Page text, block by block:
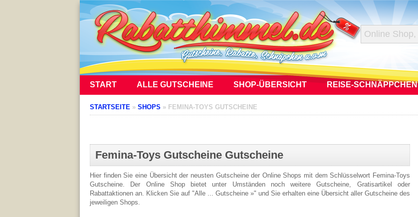
START ALLE GUTSCHEINE SHOP-ÜBERSICHT REISE-SCHNÄPPCHEN
STARTSEITE » SHOPS » FEMINA-TOYS GUTSCHEINE
Femina-Toys Gutscheine Gutscheine
Hier finden Sie eine Übersicht der neusten Gutscheine der Online Shops mit dem Schlüsselwort Femina-Toys
Gutscheine. Der Online Shop bietet unter Umständen noch weitere Gutscheine, Gratisartikel oder
Rabattaktionen an. Klicken Sie auf "Alle ... Gutscheine »" und Sie erhalten eine Übersicht aller Gutscheine des
jeweiligen Shops.